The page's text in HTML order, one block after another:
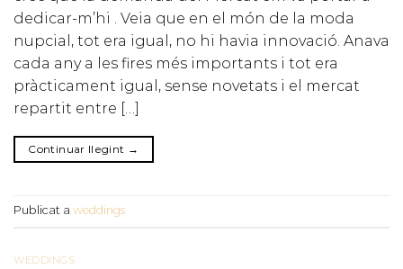
dedicar-m’hi . Veia que en el món de la moda
nupcial, tot era igual, no hi havia innovació. Anava
cada any a les fires més importants i tot era
pràcticament igual, sense novetats i el mercat
repartit entre […]
Continuar llegint →
Publicat a weddings
WEDDINGS